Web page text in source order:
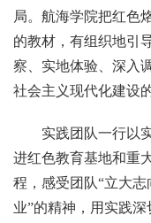
局。航海学院把红色
的教材，有组织地引
察、实地体验、深入
社会主义现代化建设
实践团队一行以
进红色教育基地和重
程，感受团队“立大
业”的精神，用实践